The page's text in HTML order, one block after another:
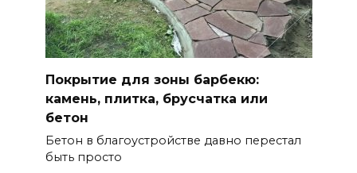
Покрытие для зоны барбекю:
камень, плитка, брусчатка или
бетон
Бетон в благоустройстве давно перестал
быть просто